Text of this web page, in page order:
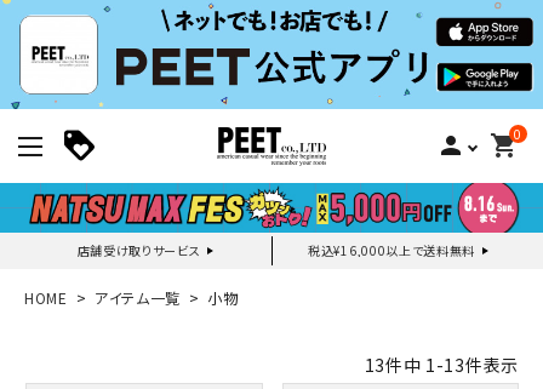
person 0
shopping_cart
店舗受け取りサービス 税込¥16,000以上で送料無料
新規会員登録｜ログイン
HOME アイテム一覧 小物
13件中 1-13件表示